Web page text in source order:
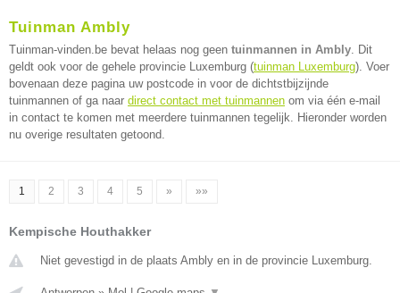
Tuinman Ambly
Tuinman-vinden.be bevat helaas nog geen tuinmannen in Ambly. Dit
geldt ook voor de gehele provincie Luxemburg (tuinman Luxemburg). Voer
bovenaan deze pagina uw postcode in voor de dichtstbijzijnde
tuinmannen of ga naar direct contact met tuinmannen om via één e-mail
in contact te komen met meerdere tuinmannen tegelijk. Hieronder worden
nu overige resultaten getoond.
1 2 3 4 5 » »»
Kempische Houthakker
Niet gevestigd in de plaats Ambly en in de provincie Luxemburg.